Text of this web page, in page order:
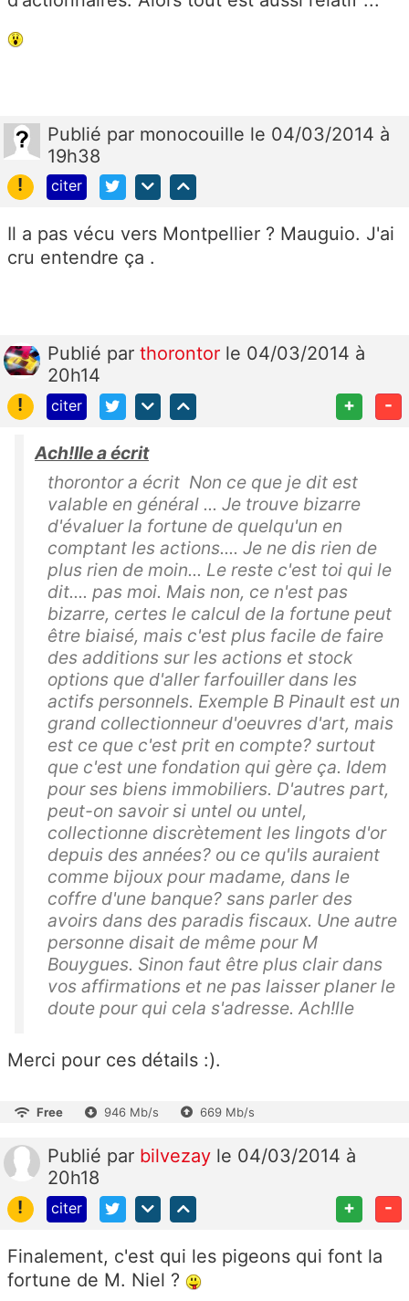
Publié par monocouille le 04/03/2014 à
19h38
!
citer
Il a pas vécu vers Montpellier ? Mauguio. J'ai
cru entendre ça .
Publié par thorontor le 04/03/2014 à
20h14
!
citer + -
Ach!lle a écrit
thorontor a écrit Non ce que je dit est
valable en général ... Je trouve bizarre
d'évaluer la fortune de quelqu'un en
comptant les actions.... Je ne dis rien de
plus rien de moin... Le reste c'est toi qui le
dit.... pas moi. Mais non, ce n'est pas
bizarre, certes le calcul de la fortune peut
être biaisé, mais c'est plus facile de faire
des additions sur les actions et stock
options que d'aller farfouiller dans les
actifs personnels. Exemple B Pinault est un
grand collectionneur d'oeuvres d'art, mais
est ce que c'est prit en compte? surtout
que c'est une fondation qui gère ça. Idem
pour ses biens immobiliers. D'autres part,
peut-on savoir si untel ou untel,
collectionne discrètement les lingots d'or
depuis des années? ou ce qu'ils auraient
comme bijoux pour madame, dans le
coffre d'une banque? sans parler des
avoirs dans des paradis fiscaux. Une autre
personne disait de même pour M
Bouygues. Sinon faut être plus clair dans
vos affirmations et ne pas laisser planer le
doute pour qui cela s'adresse. Ach!lle
Merci pour ces détails :).
Free 946 Mb/s 669 Mb/s
Publié par bilvezay le 04/03/2014 à
20h18
!
citer + -
Finalement, c'est qui les pigeons qui font la
fortune de M. Niel ?